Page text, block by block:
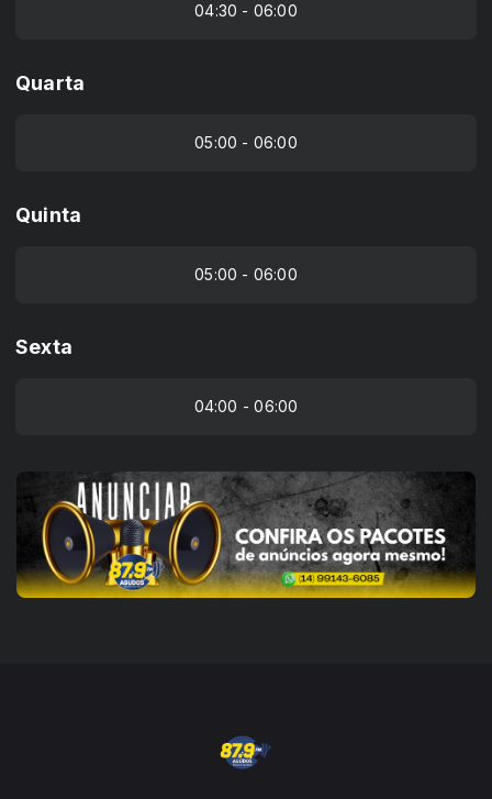
04:30 - 06:00
Quarta
05:00 - 06:00
Quinta
05:00 - 06:00
Sexta
04:00 - 06:00